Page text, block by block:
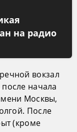
на радио
вокзал
начала
Москвы,
После
(кроме